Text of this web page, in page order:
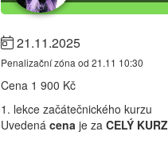
21.11.2025
Penalizační zóna od 21.11 10:30
Cena 1 900 Kč
1. lekce začátečnického kurzu
Uvedená cena je za CELÝ KURZ